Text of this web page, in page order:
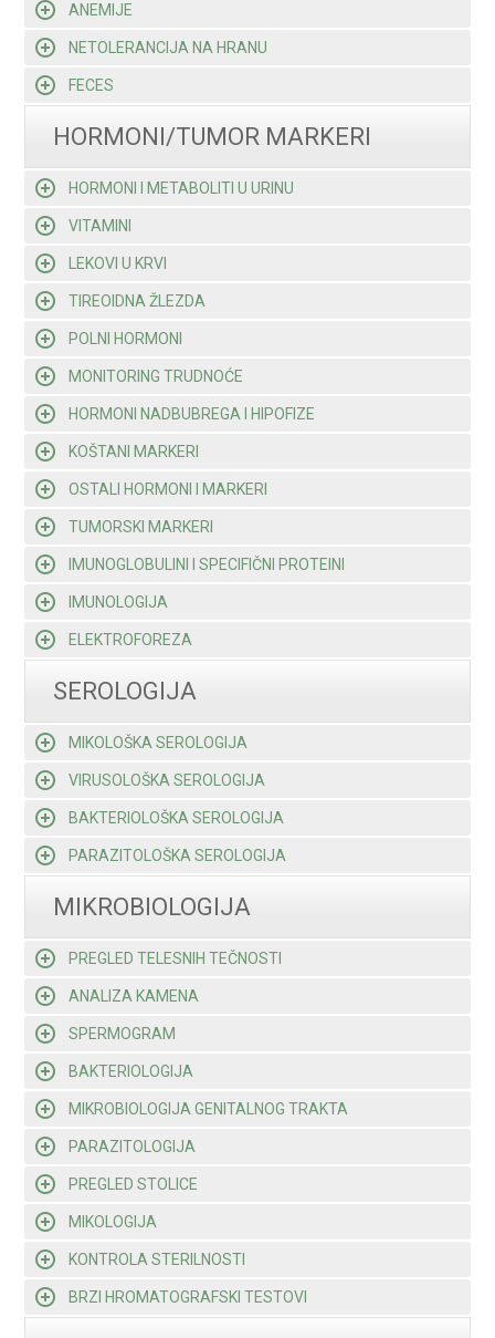
ANEMIJE
NETOLERANCIJA NA HRANU
FECES
HORMONI/TUMOR MARKERI
HORMONI I METABOLITI U URINU
VITAMINI
LEKOVI U KRVI
TIREOIDNA ŽLEZDA
POLNI HORMONI
MONITORING TRUDNOĆE
HORMONI NADBUBREGA I HIPOFIZE
KOŠTANI MARKERI
OSTALI HORMONI I MARKERI
TUMORSKI MARKERI
IMUNOGLOBULINI I SPECIFIČNI PROTEINI
IMUNOLOGIJA
ELEKTROFOREZA
SEROLOGIJA
MIKOLOŠKA SEROLOGIJA
VIRUSOLOŠKA SEROLOGIJA
BAKTERIOLOŠKA SEROLOGIJA
PARAZITOLOŠKA SEROLOGIJA
MIKROBIOLOGIJA
PREGLED TELESNIH TEČNOSTI
ANALIZA KAMENA
SPERMOGRAM
BAKTERIOLOGIJA
MIKROBIOLOGIJA GENITALNOG TRAKTA
PARAZITOLOGIJA
PREGLED STOLICE
MIKOLOGIJA
KONTROLA STERILNOSTI
BRZI HROMATOGRAFSKI TESTOVI